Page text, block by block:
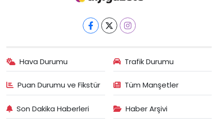
Hava Durumu Trafik Durumu
Puan Durumu ve Fikstür Tüm Manşetler
Son Dakika Haberleri Haber Arşivi